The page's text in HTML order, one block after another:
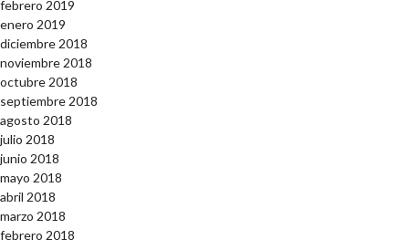
febrero 2019
enero 2019
diciembre 2018
noviembre 2018
octubre 2018
septiembre 2018
agosto 2018
julio 2018
junio 2018
mayo 2018
abril 2018
marzo 2018
febrero 2018